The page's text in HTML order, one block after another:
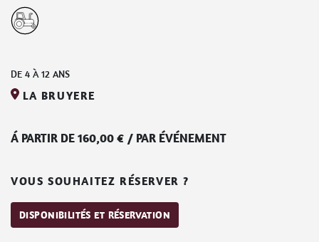
DE 4 À12 ANS
LA BRUYERE
Á PARTIR DE160,00€ / PAR ÉVÉNEMENT
VOUS SOUHAITEZ RÉSERVER ?
DISPONIBILITÉS ET RÉSERVATION